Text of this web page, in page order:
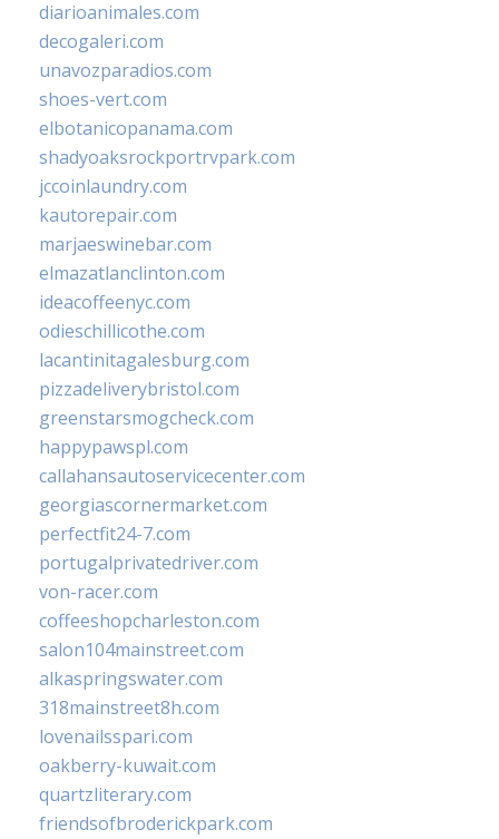
diarioanimales.com
decogaleri.com
unavozparadios.com
shoes-vert.com
elbotanicopanama.com
shadyoaksrockportrvpark.com
jccoinlaundry.com
kautorepair.com
marjaeswinebar.com
elmazatlanclinton.com
ideacoffeenyc.com
odieschillicothe.com
lacantinitagalesburg.com
pizzadeliverybristol.com
greenstarsmogcheck.com
happypawspl.com
callahansautoservicecenter.com
georgiascornermarket.com
perfectfit24-7.com
portugalprivatedriver.com
von-racer.com
coffeeshopcharleston.com
salon104mainstreet.com
alkaspringswater.com
318mainstreet8h.com
lovenailsspari.com
oakberry-kuwait.com
quartzliterary.com
friendsofbroderickpark.com